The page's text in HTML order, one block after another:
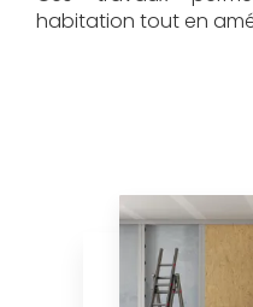
habitation tout en